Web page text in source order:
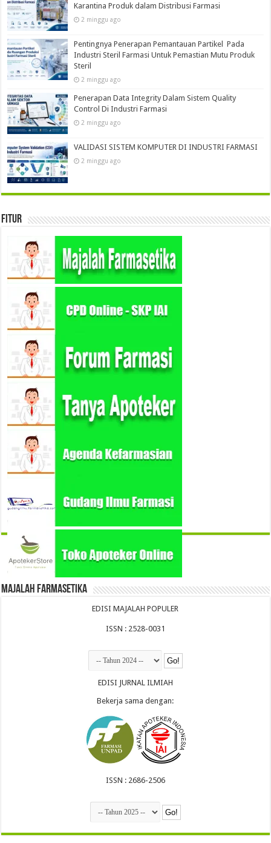
Karantina Produk dalam Distribusi Farmasi
2 minggu ago
Pentingnya Penerapan Pemantauan Partikel Pada
Industri Steril Farmasi Untuk Pemastian Mutu Produk
Steril
2 minggu ago
Penerapan Data Integrity Dalam Sistem Quality
Control Di Industri Farmasi
2 minggu ago
VALIDASI SISTEM KOMPUTER DI INDUSTRI FARMASI
2 minggu ago
Fitur
Majalah Farmasetika
EDISI MAJALAH POPULER
ISSN : 2528-0031
EDISI JURNAL ILMIAH
Bekerja sama dengan:
ISSN : 2686-2506